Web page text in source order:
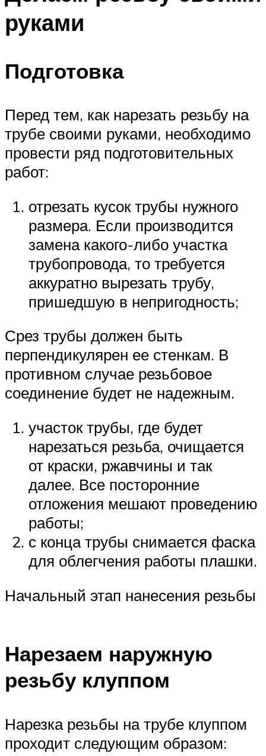
руками
Подготовка
Перед тем, как нарезать резьбу на
трубе своими руками, необходимо
провести ряд подготовительных
работ:
отрезать кусок трубы нужного
размера. Если производится
замена какого-либо участка
трубопровода, то требуется
аккуратно вырезать трубу,
пришедшую в непригодность;
Срез трубы должен быть
перпендикулярен ее стенкам. В
противном случае резьбовое
соединение будет не надежным.
участок трубы, где будет
нарезаться резьба, очищается
от краски, ржавчины и так
далее. Все посторонние
отложения мешают проведению
работы;
с конца трубы снимается фаска
для облегчения работы плашки.
Начальный этап нанесения резьбы
Нарезаем наружную
резьбу клуппом
Нарезка резьбы на трубе клуппом
проходит следующим образом: